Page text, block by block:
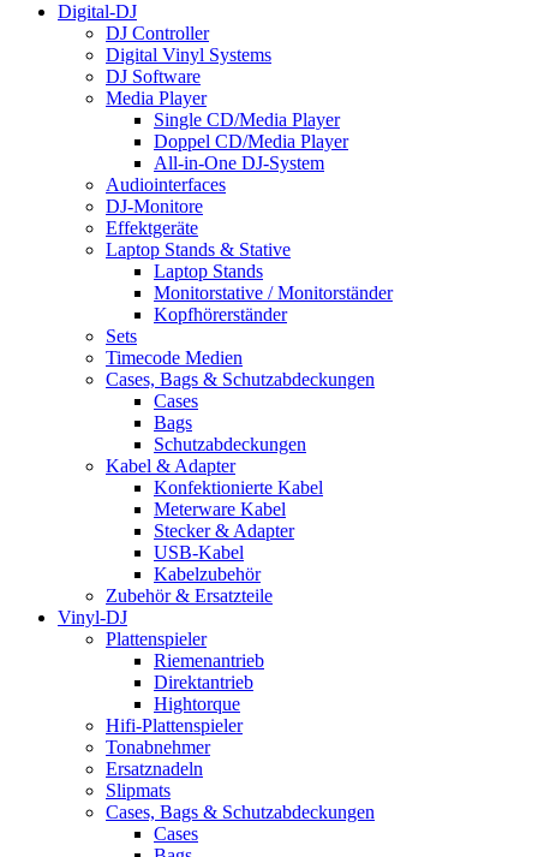
Digital-DJ
DJ Controller
Digital Vinyl Systems
DJ Software
Media Player
Single CD/Media Player
Doppel CD/Media Player
All-in-One DJ-System
Audiointerfaces
DJ-Monitore
Effektgeräte
Laptop Stands & Stative
Laptop Stands
Monitorstative / Monitorständer
Kopfhörerständer
Sets
Timecode Medien
Cases, Bags & Schutzabdeckungen
Cases
Bags
Schutzabdeckungen
Kabel & Adapter
Konfektionierte Kabel
Meterware Kabel
Stecker & Adapter
USB-Kabel
Kabelzubehör
Zubehör & Ersatzteile
Vinyl-DJ
Plattenspieler
Riemenantrieb
Direktantrieb
Hightorque
Hifi-Plattenspieler
Tonabnehmer
Ersatznadeln
Slipmats
Cases, Bags & Schutzabdeckungen
Cases